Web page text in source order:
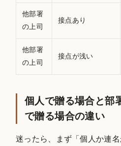
他部署
の上司
接点あり
他部署
の上司
接点が浅い
個人で贈る場合と部
で贈る場合の違い
迷ったら、まず「個人か連